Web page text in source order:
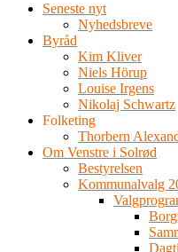
Seneste nyt
Nyhedsbreve
Byråd
Kim Kliver
Niels Hörup
Louise Irgens
Nikolaj Schwartz
Folketing
Thorbern
Om Venstre i Solrød
Bestyrelsen
Kommunalvalg